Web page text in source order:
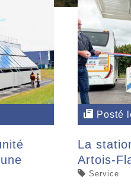
Posté
La
Artois-
Service